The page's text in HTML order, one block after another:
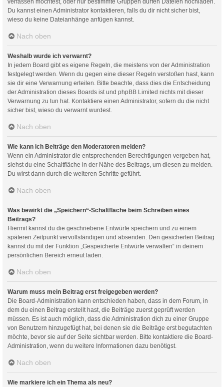
verfassen möchtest, oder nur bestimmte Gruppen dürfen Dateien hochladen.
Du kannst einen Administrator kontaktieren, falls du dir nicht sicher bist,
wieso du keine Dateianhänge anfügen kannst.
Nach oben
Weshalb wurde ich verwarnt?
In jedem Board gibt es eigene Regeln, die meistens von der Administration
festgelegt werden. Wenn du gegen eine dieser Regeln verstoßen hast, kann
sie dir eine Verwarnung erteilen. Bitte beachte, dass dies die Entscheidung
der Administration dieses Boards ist und phpBB Limited nichts mit dieser
Verwarnung zu tun hat. Kontaktiere einen Administrator, sofern du die nicht
sicher bist, wieso du verwarnt wurdest.
Nach oben
Wie kann ich Beiträge den Moderatoren melden?
Wenn ein Administrator die entsprechenden Berechtigungen vergeben hat,
siehst du eine Schaltfläche in der Nähe des Beitrags, um diesen zu melden.
Du wirst dann durch die weiteren Schritte geführt.
Nach oben
Was bewirkt die „Speichern“-Schaltfläche beim Schreiben eines
Beitrags?
Hiermit kannst du die geschriebene Entwürfe speichern und zu einem
späteren Zeitpunkt vervollständigen und absenden. Den gesicherten Beitrag
kannst du mit der Funktion „Gespeicherte Entwürfe verwalten“ in deinem
persönlichen Bereich erneut laden.
Nach oben
Warum muss mein Beitrag erst freigegeben werden?
Die Board-Administration kann entschieden haben, dass in dem Forum, in
dem du einen Beitrag erstellt hast, die Beiträge zuerst geprüft werden
müssen. Es ist auch möglich, dass die Administration dich zu einer Gruppe
von Benutzern hinzugefügt hat, bei denen sie die Beiträge erst begutachten
möchte, bevor sie auf der Seite sichtbar werden. Bitte kontaktiere die Board-
Administration, wenn du weitere Informationen dazu benötigst.
Nach oben
Wie markiere ich ein Thema als neu?